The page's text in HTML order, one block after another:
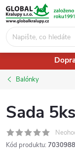
Přejít
na
obsah
Balónky
Sada
Kód produktu: 7030988